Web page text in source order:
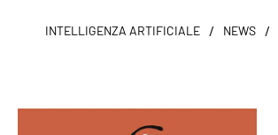
INTELLIGENZA ARTIFICIALE / NEWS /